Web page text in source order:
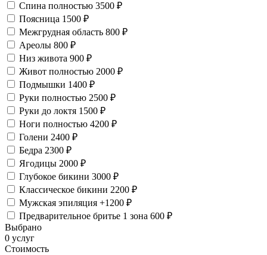
Спина полностью 3500 ₽
Поясница 1500 ₽
Межгрудная область 800 ₽
Ареолы 800 ₽
Низ живота 900 ₽
Живот полностью 2000 ₽
Подмышки 1400 ₽
Руки полностью 2500 ₽
Руки до локтя 1500 ₽
Ноги полностью 4200 ₽
Голени 2400 ₽
Бедра 2300 ₽
Ягодицы 2000 ₽
Глубокое бикини 3000 ₽
Классическое бикини 2200 ₽
Мужская эпиляция +1200 ₽
Предварительное бритье 1 зона 600 ₽
Выбрано
0 услуг
Стоимость